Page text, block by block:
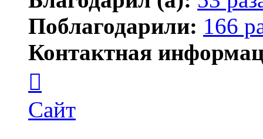
Поблагодарили: 166
Контактная
пользователя
Бегемот
Сайт